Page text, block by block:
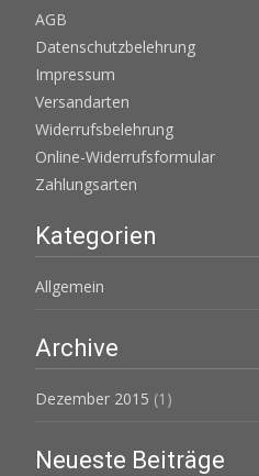
AGB
Datenschutzbelehrung
Impressum
Versandarten
Widerrufsbelehrung
Online-Widerrufsformular
Zahlungsarten
Kategorien
Allgemein
Archive
Dezember 2015 (1)
Neueste Beiträge